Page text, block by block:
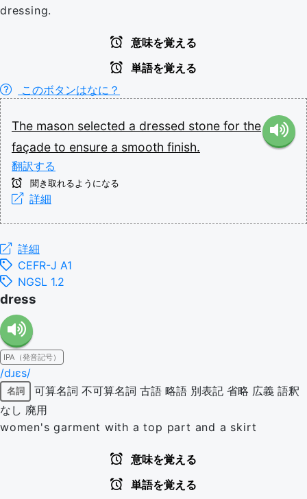
dressing.
意味を覚える
単語を覚える
このボタンはなに？
The mason selected a dressed stone for the
façade to ensure a smooth finish.
翻訳する
聞き取れるようになる
詳細
詳細
CEFR-J A1
NGSL 1.2
dress
IPA（発音記号）
/dɹɛs/
名詞 可算名詞 不可算名詞 古語 略語 別表記 省略 広義 語釈
なし 廃用
women's garment with a top part and a skirt
意味を覚える
単語を覚える